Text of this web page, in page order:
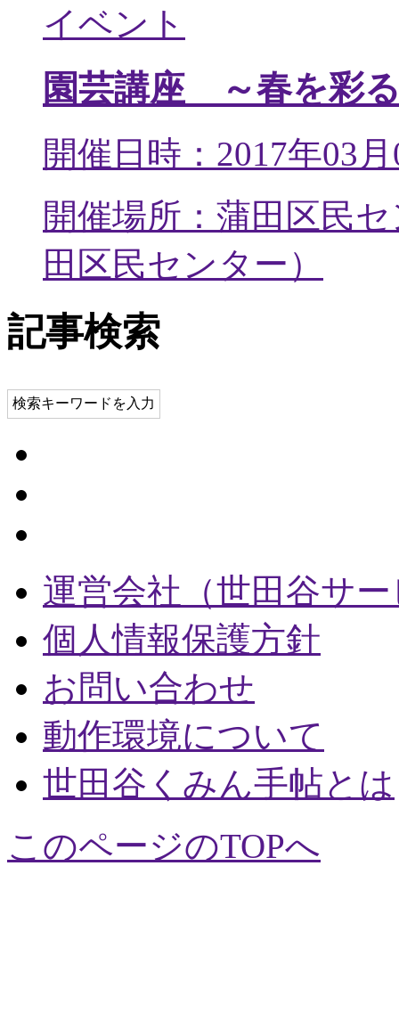
イベント
園芸講座 ～春を彩
開催日時：2017年03
開催場所：蒲田区民
田区民センター ）
記事検索
検索キーワードを入力
運営会社（世田谷サ
個人情報保護方針
お問い合わせ
動作環境について
世田谷くみん手帖とは
このページのTOPへ